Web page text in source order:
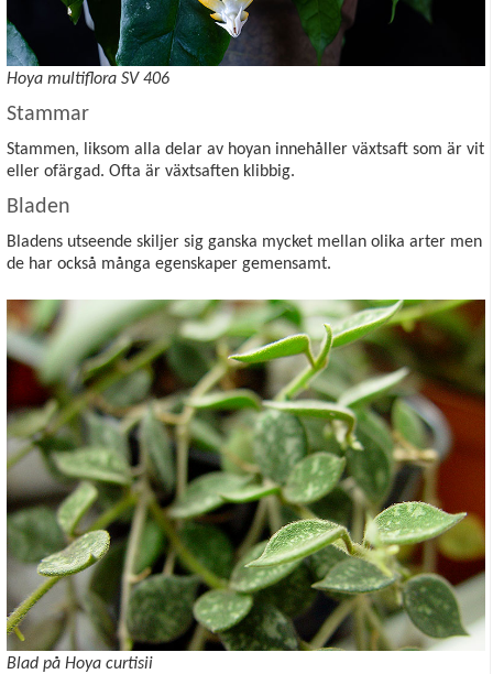
Hoya multiflora SV 406
Stammar
Stammen, liksom alla delar av hoyan innehåller växtsaft som är vit
eller ofärgad. Ofta är växtsaften klibbig.
Bladen
Bladens utseende skiljer sig ganska mycket mellan olika arter men
de har också många egenskaper gemensamt.
Blad på Hoya curtisii